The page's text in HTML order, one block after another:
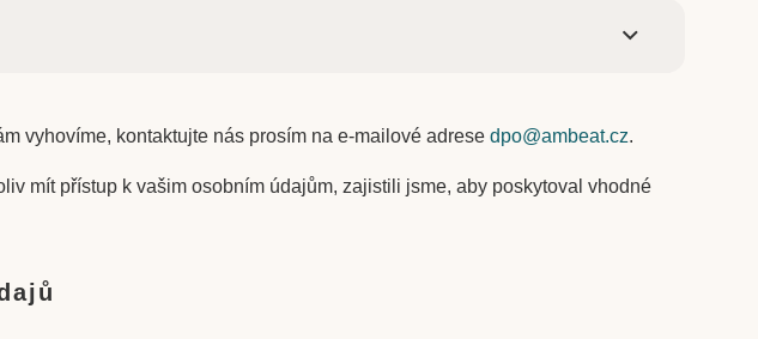
vyhovíme, kontaktujte nás prosím na e-mailové adrese dpo@ambeat.cz.
mít přístup k vašim osobním údajům, zajistili jsme, aby poskytoval vhodné